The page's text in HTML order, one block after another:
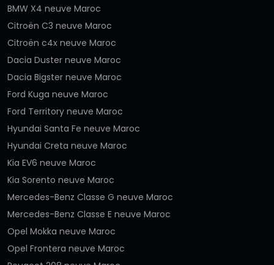
BMW X4 neuve Maroc
Citroën C3 neuve Maroc
Citroën c4x neuve Maroc
Dacia Duster neuve Maroc
Dacia Bigster neuve Maroc
Ford Kuga neuve Maroc
Ford Territory neuve Maroc
Hyundai Santa Fe neuve Maroc
Hyundai Creta neuve Maroc
Kia EV6 neuve Maroc
Kia Sorento neuve Maroc
Mercedes-Benz Classe G neuve Maroc
Mercedes-Benz Classe E neuve Maroc
Opel Mokka neuve Maroc
Opel Frontera neuve Maroc